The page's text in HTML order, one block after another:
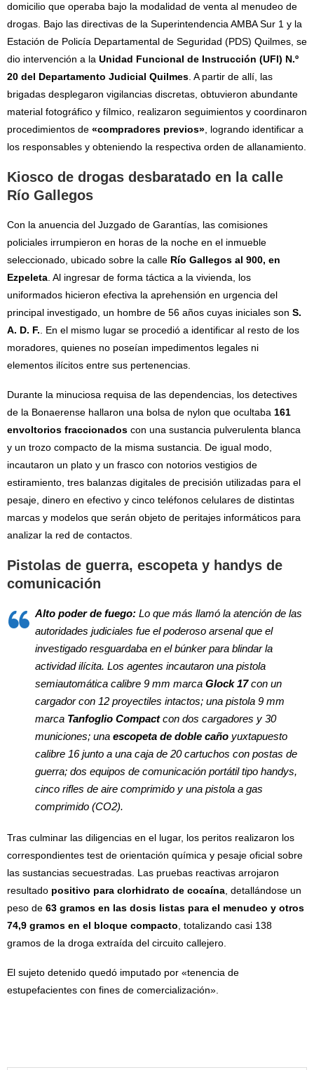
domicilio que operaba bajo la modalidad de venta al menudeo de
drogas. Bajo las directivas de la Superintendencia AMBA Sur 1 y la
Estación de Policía Departamental de Seguridad (PDS) Quilmes, se
dio intervención a la Unidad Funcional de Instrucción (UFI) N.º
20 del Departamento Judicial Quilmes . A partir de allí, las
brigadas desplegaron vigilancias discretas, obtuvieron abundante
material fotográfico y fílmico, realizaron seguimientos y coordinaron
procedimientos de «compradores previos» , logrando identificar a
los responsables y obteniendo la respectiva orden de allanamiento.
Kiosco de drogas desbaratado en la calle
Río Gallegos
Con la anuencia del Juzgado de Garantías, las comisiones
policiales irrumpieron en horas de la noche en el inmueble
seleccionado, ubicado sobre la calle Río Gallegos al 900, en
Ezpeleta . Al ingresar de forma táctica a la vivienda, los
uniformados hicieron efectiva la aprehensión en urgencia del
principal investigado, un hombre de 56 años cuyas iniciales son S.
A. D. F. . En el mismo lugar se procedió a identificar al resto de los
moradores, quienes no poseían impedimentos legales ni
elementos ilícitos entre sus pertenencias.
Durante la minuciosa requisa de las dependencias, los detectives
de la Bonaerense hallaron una bolsa de nylon que ocultaba 161
envoltorios fraccionados con una sustancia pulverulenta blanca
y un trozo compacto de la misma sustancia. De igual modo,
incautaron un plato y un frasco con notorios vestigios de
estiramiento, tres balanzas digitales de precisión utilizadas para el
pesaje, dinero en efectivo y cinco teléfonos celulares de distintas
marcas y modelos que serán objeto de peritajes informáticos para
analizar la red de contactos.
Pistolas de guerra, escopeta y handys de
comunicación
Alto poder de fuego: Lo que más llamó la atención de las
autoridades judiciales fue el poderoso arsenal que el
investigado resguardaba en el búnker para blindar la
actividad ilícita. Los agentes incautaron una pistola
semiautomática calibre 9 mm marca Glock 17con un
cargador con 12 proyectiles intactos; una pistola 9 mm
marca Tanfoglio Compactcon dos cargadores y 30
municiones; una escopeta de doble caño yuxtapuesto
calibre 16 junto a una caja de 20 cartuchos con postas de
guerra; dos equipos de comunicación portátil tipo handys,
cinco rifles de aire comprimido y una pistola a gas
comprimido (CO2).
Tras culminar las diligencias en el lugar, los peritos realizaron los
correspondientes test de orientación química y pesaje oficial sobre
las sustancias secuestradas. Las pruebas reactivas arrojaron
resultado positivo para clorhidrato de cocaína , detallándose un
peso de 63 gramos en las dosis listas para el menudeo y otros
74,9 gramos en el bloque compacto , totalizando casi 138
gramos de la droga extraída del circuito callejero.
El sujeto detenido quedó imputado por «tenencia de
estupefacientes con fines de comercialización».